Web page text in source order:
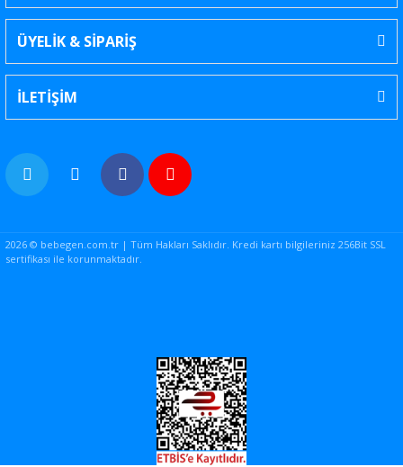
ÜYELİK & SİPARİŞ
İLETİŞİM
2026 © bebegen.com.tr | Tüm Hakları Saklıdır. Kredi kartı bilgileriniz 256Bit SSL
sertifikası ile korunmaktadır.